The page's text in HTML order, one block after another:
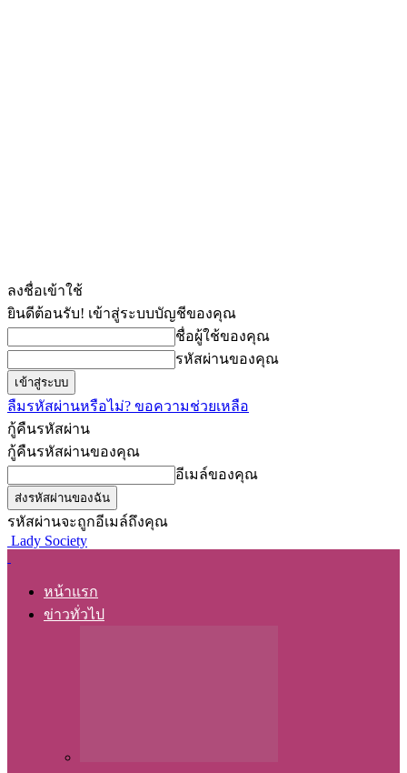
ลงชื่อเข้าใช้
ยินดีต้อนรับ! เข้าสู่ระบบบัญชีของคุณ
ชื่อผู้ใช้ของคุณ
รหัสผ่านของคุณ
ลืมรหัสผ่านหรือไม่? ขอความช่วยเหลือ
กู้คืนรหัสผ่าน
กู้คืนรหัสผ่านของคุณ
อีเมล์ของคุณ
รหัสผ่านจะถูกอีเมล์ถึงคุณ
Lady Society
หน้าแรก
ข่าวทั่วไป